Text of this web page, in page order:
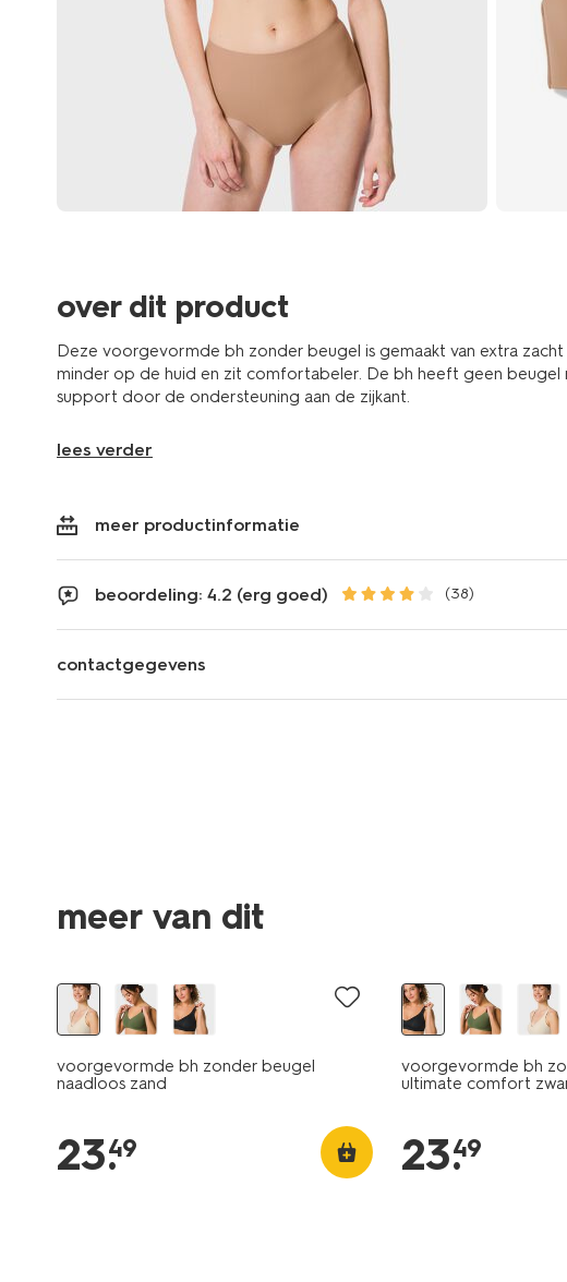
over dit product
Deze voorgevormde bh zonder beugel is gemaakt van extra
minder op de huid en zit comfortabeler. De bh heeft geen
support door de ondersteuning aan de zijkant.
lees verder
meer productinformatie
beoordeling: 4.2 (erg goed) (38)
contactgegevens
meer van dit
voorgevormde bh zonder beugel
naadloos zand
23.
49
voorgevormde bh
ultimate comfort
23.
49